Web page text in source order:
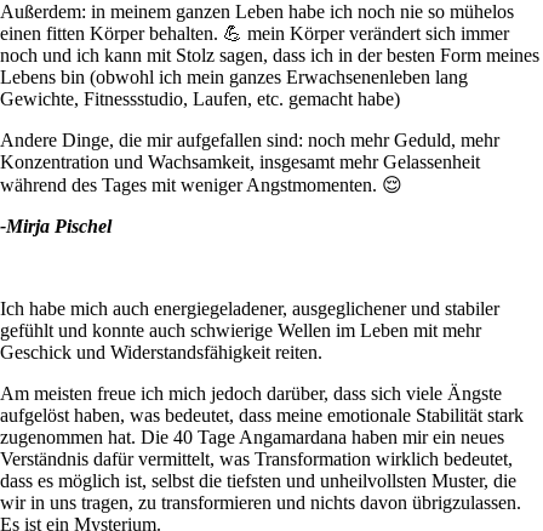
Außerdem: in meinem ganzen Leben habe ich noch nie so mühelos
einen fitten Körper behalten. 💪 mein Körper verändert sich immer
noch und ich kann mit Stolz sagen, dass ich in der besten Form meines
Lebens bin (obwohl ich mein ganzes Erwachsenenleben lang
Gewichte, Fitnessstudio, Laufen, etc. gemacht habe)
Andere Dinge, die mir aufgefallen sind: noch mehr Geduld, mehr
Konzentration und Wachsamkeit, insgesamt mehr Gelassenheit
während des Tages mit weniger Angstmomenten. 😌
-Mirja Pischel
Ich habe mich auch energiegeladener, ausgeglichener und stabiler
gefühlt und konnte auch schwierige Wellen im Leben mit mehr
Geschick und Widerstandsfähigkeit reiten.
Am meisten freue ich mich jedoch darüber, dass sich viele Ängste
aufgelöst haben, was bedeutet, dass meine emotionale Stabilität stark
zugenommen hat. Die 40 Tage Angamardana haben mir ein neues
Verständnis dafür vermittelt, was Transformation wirklich bedeutet,
dass es möglich ist, selbst die tiefsten und unheilvollsten Muster, die
wir in uns tragen, zu transformieren und nichts davon übrigzulassen.
Es ist ein Mysterium.